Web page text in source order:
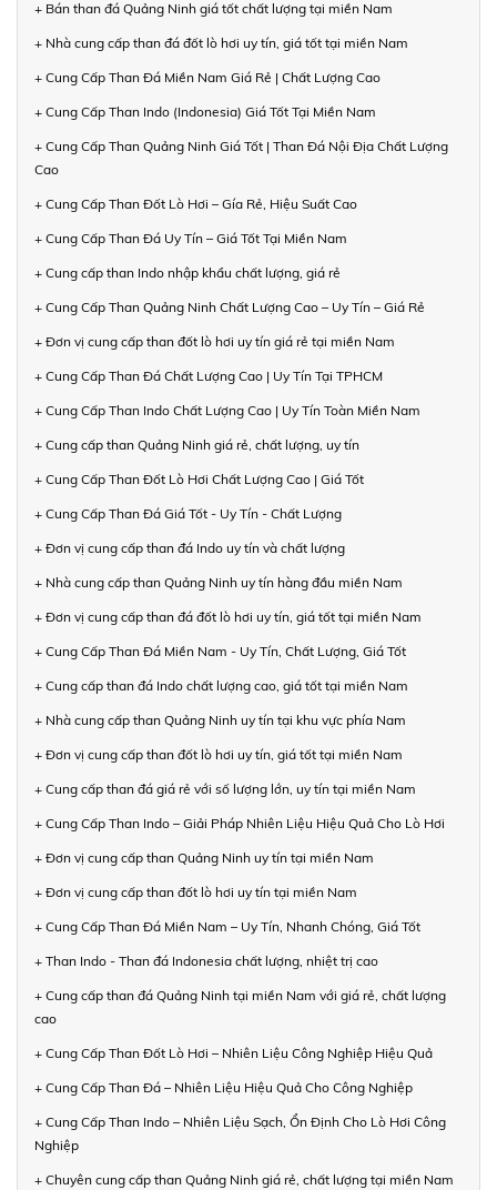
+ Bán than đá Quảng Ninh giá tốt chất lượng tại miền Nam
+ Nhà cung cấp than đá đốt lò hơi uy tín, giá tốt tại miền Nam
+ Cung Cấp Than Đá Miền Nam Giá Rẻ | Chất Lượng Cao
+ Cung Cấp Than Indo (Indonesia) Giá Tốt Tại Miền Nam
+ Cung Cấp Than Quảng Ninh Giá Tốt | Than Đá Nội Địa Chất Lượng
Cao
+ Cung Cấp Than Đốt Lò Hơi – Gía Rẻ, Hiệu Suất Cao
+ Cung Cấp Than Đá Uy Tín – Giá Tốt Tại Miền Nam
+ Cung cấp than Indo nhập khẩu chất lượng, giá rẻ
+ Cung Cấp Than Quảng Ninh Chất Lượng Cao – Uy Tín – Giá Rẻ
+ Đơn vị cung cấp than đốt lò hơi uy tín giá rẻ tại miền Nam
+ Cung Cấp Than Đá Chất Lượng Cao | Uy Tín Tại TPHCM
+ Cung Cấp Than Indo Chất Lượng Cao | Uy Tín Toàn Miền Nam
+ Cung cấp than Quảng Ninh giá rẻ, chất lượng, uy tín
+ Cung Cấp Than Đốt Lò Hơi Chất Lượng Cao | Giá Tốt
+ Cung Cấp Than Đá Giá Tốt - Uy Tín - Chất Lượng
+ Đơn vị cung cấp than đá Indo uy tín và chất lượng
+ Nhà cung cấp than Quảng Ninh uy tín hàng đầu miền Nam
+ Đơn vị cung cấp than đá đốt lò hơi uy tín, giá tốt tại miền Nam
+ Cung Cấp Than Đá Miền Nam - Uy Tín, Chất Lượng, Giá Tốt
+ Cung cấp than đá Indo chất lượng cao, giá tốt tại miền Nam
+ Nhà cung cấp than Quảng Ninh uy tín tại khu vực phía Nam
+ Đơn vị cung cấp than đốt lò hơi uy tín, giá tốt tại miền Nam
+ Cung cấp than đá giá rẻ với số lượng lớn, uy tín tại miền Nam
+ Cung Cấp Than Indo – Giải Pháp Nhiên Liệu Hiệu Quả Cho Lò Hơi
+ Đơn vị cung cấp than Quảng Ninh uy tín tại miền Nam
+ Đơn vị cung cấp than đốt lò hơi uy tín tại miền Nam
+ Cung Cấp Than Đá Miền Nam – Uy Tín, Nhanh Chóng, Giá Tốt
+ Than Indo - Than đá Indonesia chất lượng, nhiệt trị cao
+ Cung cấp than đá Quảng Ninh tại miền Nam với giá rẻ, chất lượng
cao
+ Cung Cấp Than Đốt Lò Hơi – Nhiên Liệu Công Nghiệp Hiệu Quả
+ Cung Cấp Than Đá – Nhiên Liệu Hiệu Quả Cho Công Nghiệp
+ Cung Cấp Than Indo – Nhiên Liệu Sạch, Ổn Định Cho Lò Hơi Công
Nghiệp
+ Chuyên cung cấp than Quảng Ninh giá rẻ, chất lượng tại miền Nam